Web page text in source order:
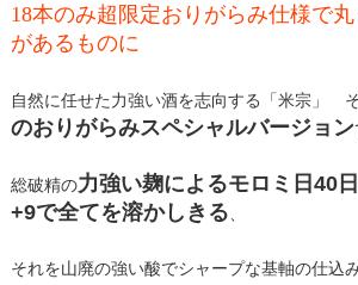
18本のみ超限定おりがらみ仕様で
があるものに
自然に任せた力強い酒を志向する「米宗」
のおりがらみスペシャルバージョン
総破精の力強い麹によるモロミ日40
+9で全てを溶かしきる
それを山廃の強い酸でシャープな基軸の仕込